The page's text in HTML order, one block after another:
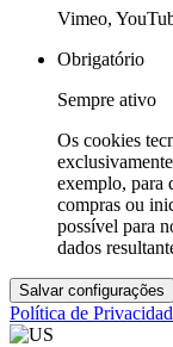
Vimeo,
Obrigatório
Sempre ativo
Os cookies
exemplo, para
compras ou
possível para
dados
Salvar configurações
Política de